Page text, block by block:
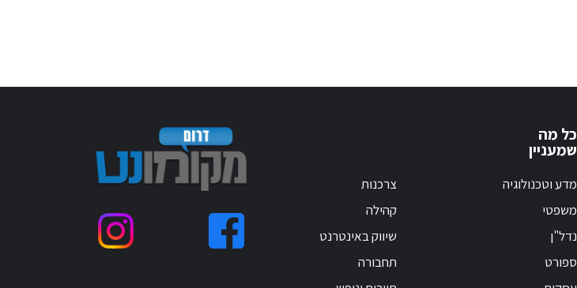
כל מה
שמעניין
מדע וטכנולוגיה
משפטי
נדל"ן
ספורט
צרכנות
קהילה
שיווק באינטרנט
תחבורה